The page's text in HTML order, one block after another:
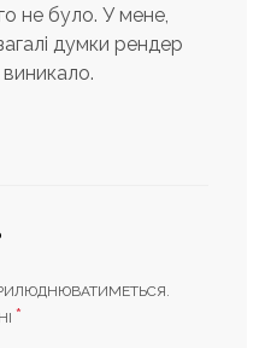
не було. У мене,
думки рендер
*